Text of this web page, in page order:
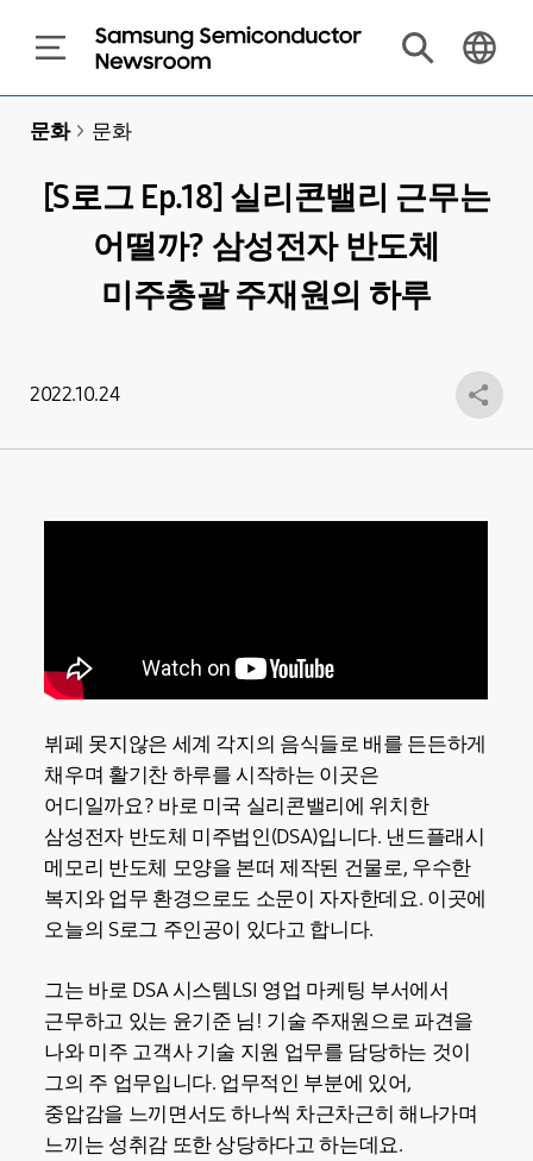
문화 > 문화
[S로그 Ep.18] 실리콘밸리 근무는
어떨까? 삼성전자 반도체
미주총괄 주재원의 하루
2022.10.24
뷔페 못지않은 세계 각지의 음식들로 배를 든든하게
채우며 활기찬 하루를 시작하는 이곳은
어디일까요? 바로 미국 실리콘밸리에 위치한
삼성전자 반도체 미주법인(DSA)입니다. 낸드플래시
메모리 반도체 모양을 본떠 제작된 건물로, 우수한
복지와 업무 환경으로도 소문이 자자한데요. 이곳에
오늘의 S로그 주인공이 있다고 합니다.
그는 바로 DSA 시스템LSI 영업 마케팅 부서에서
근무하고 있는 윤기준 님! 기술 주재원으로 파견을
나와 미주 고객사 기술 지원 업무를 담당하는 것이
그의 주 업무입니다. 업무적인 부분에 있어,
중압감을 느끼면서도 하나씩 차근차근히 해나가며
느끼는 성취감 또한 상당하다고 하는데요.